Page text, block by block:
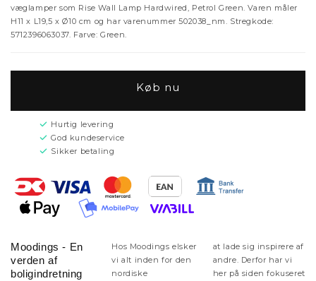
væglamper som Rise Wall Lamp Hardwired, Petrol Green. Varen måler
H11 x L19,5 x Ø10 cm og har varenummer 502038_nm. Stregkode:
5712396063037. Farve: Green.
Køb nu
Hurtig levering
God kundeservice
Sikker betaling
Moodings - En
verden af
boligindretning
Hos Moodings elsker
vi alt inden for den
nordiske
at lade sig inspirere af
andre. Derfor har vi
her på siden fokuseret